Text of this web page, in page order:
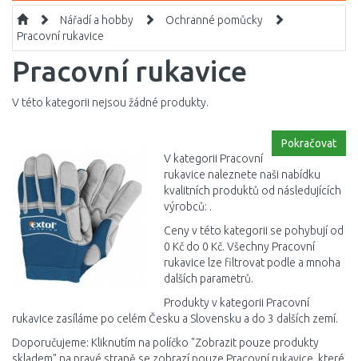
Nářadí a hobby
Ochranné pomůcky
Pracovní rukavice
Pracovní rukavice
V této kategorii nejsou žádné produkty.
Pokračovat
V kategorii Pracovní
rukavice naleznete naši nabídku
kvalitních produktů od následujících
výrobců: .
Ceny v této kategorii se pohybují od
0 Kč do 0 Kč. Všechny Pracovní
rukavice lze filtrovat podle a mnoha
dalších parametrů.
Produkty v kategorii Pracovní
rukavice zasíláme po celém Česku a Slovensku a do 3 dalších zemí.
Doporučujeme: Kliknutím na políčko "Zobrazit pouze produkty